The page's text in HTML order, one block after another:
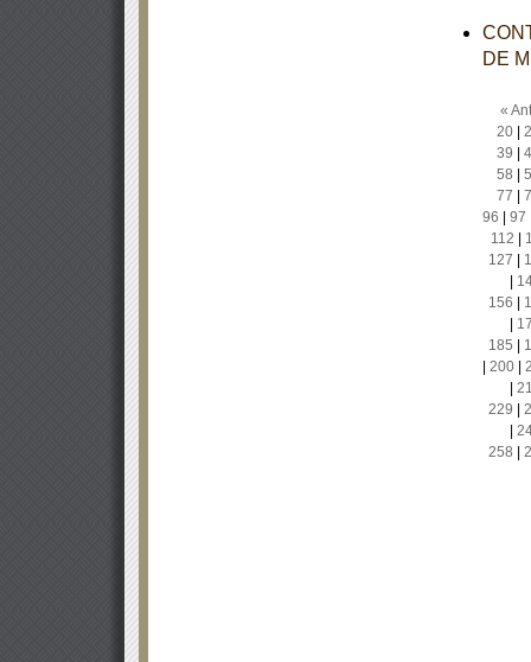
DE
«
20|
39
58
77
96
97
112
127
156
185
200|
229
258